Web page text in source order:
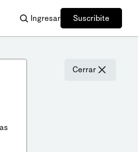
Ingresar Suscribite
Cerrar